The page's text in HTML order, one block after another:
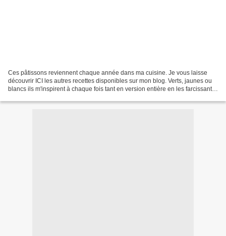
Ces pâtissons reviennent chaque année dans ma cuisine. Je vous laisse
découvrir ICI les autres recettes disponibles sur mon blog. Verts, jaunes ou
blancs ils m'inspirent à chaque fois tant en version entière en les farcissant